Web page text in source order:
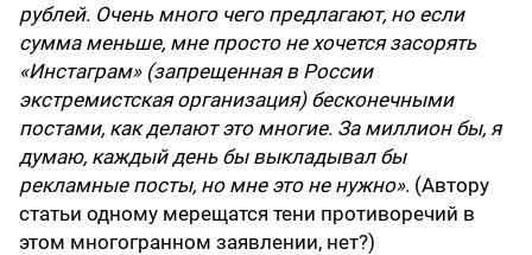
рублей. Очень много чего предлагают, но если
сумма меньше, мне просто не хочется засорять
«Инстаграм» (запрещенная в России
экстремистская организация) бесконечными
постами, как делают это многие. За миллион бы, я
думаю, каждый день бы выкладывал бы
рекламные посты, но мне это не нужно». (Автору
статьи одному мерещатся тени противоречий в
этом многогранном заявлении, нет?)